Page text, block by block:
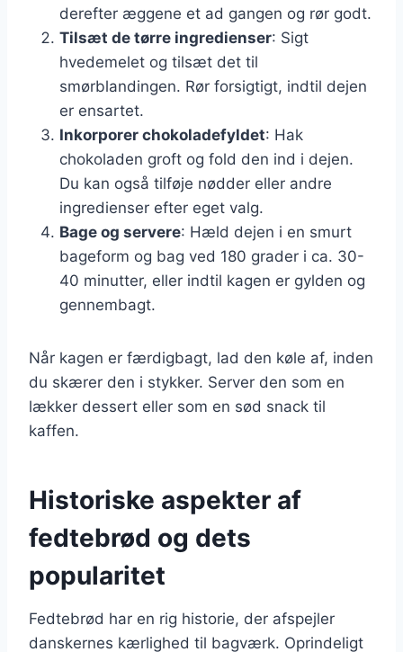
derefter æggene et ad gangen og rør godt.
Tilsæt de tørre ingredienser: Sigt
hvedemelet og tilsæt det til
smørblandingen. Rør forsigtigt, indtil dejen
er ensartet.
Inkorporer chokoladefyldet: Hak
chokoladen groft og fold den ind i dejen.
Du kan også tilføje nødder eller andre
ingredienser efter eget valg.
Bage og servere: Hæld dejen i en smurt
bageform og bag ved 180 grader i ca. 30-
40 minutter, eller indtil kagen er gylden og
gennembagt.
Når kagen er færdigbagt, lad den køle af, inden
du skærer den i stykker. Server den som en
lækker dessert eller som en sød snack til
kaffen.
Historiske aspekter af
fedtebrød og dets
popularitet
Fedtebrød har en rig historie, der afspejler
danskernes kærlighed til bagværk. Oprindeligt